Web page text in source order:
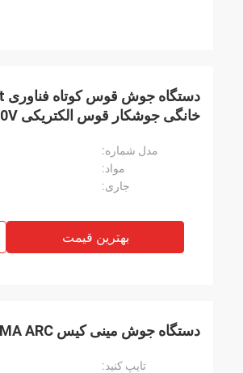
خانگی جوشکار قوس الکتریکی AC220V
مدل شماره:
مواد:
جاری:
بهترین قیمت
دستگاه جوش مینی کیس MMA ARC اینورتر قابل حمل تک PCB IGBT
تایپ کنید: